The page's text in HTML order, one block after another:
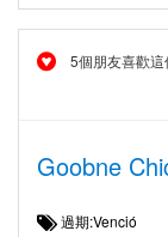
5個朋友喜歡這
Goobne
過期:Venció